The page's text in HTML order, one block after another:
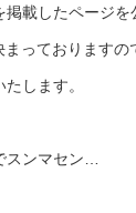
載したページを
っておりますの
します。
スンマセン…